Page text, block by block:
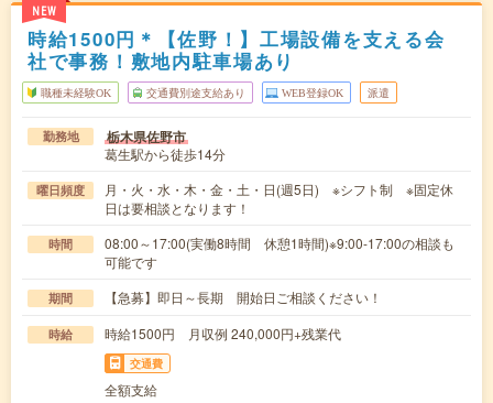
NEW
時給1500円＊【佐野！】工場設備を支える会
社で事務！敷地内駐車場あり
職種未経験OK 交通費別途支給あり WEB登録OK 派遣
勤務地 栃木県佐野市
葛生駅から徒歩14分
曜日頻度
月・火・水・木・金・土・日(週5日) ※シフト制 ※固定休
日は要相談となります！
時間
08:00～17:00(実働8時間 休憩1時間)※9:00-17:00の相談も
可能です
期間 【急募】即日～長期 開始日ご相談ください！
時給 時給1500円 月収例 240,000円+残業代
交通費
全額支給